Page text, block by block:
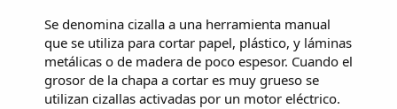
Se denomina cizalla a una herramienta manual
que se utiliza para cortar papel, plástico, y láminas
metálicas o de madera de poco espesor. Cuando el
grosor de la chapa a cortar es muy grueso se
utilizan cizallas activadas por un motor eléctrico.